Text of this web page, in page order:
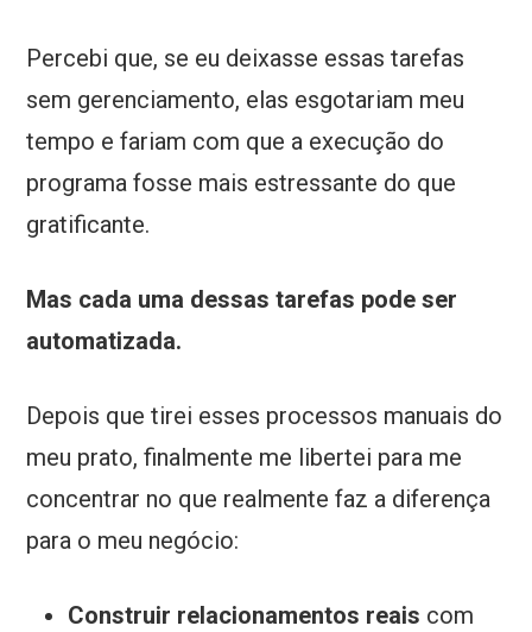
Percebi que, se eu deixasse essas tarefas
sem gerenciamento, elas esgotariam meu
tempo e fariam com que a execução do
programa fosse mais estressante do que
gratificante.
Mas cada uma dessas tarefas pode ser
automatizada.
Depois que tirei esses processos manuais do
meu prato, finalmente me libertei para me
concentrar no que realmente faz a diferença
para o meu negócio:
Construir relacionamentos reais com